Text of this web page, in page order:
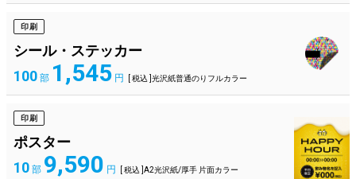
印刷
シール・ステッカー
100 部 1,545 円 [ 税込 ]光沢紙普通のりフルカラー
印刷
ポスター
10 部 9,590 円 [ 税込 ]A2光沢紙/厚手 片面カラー